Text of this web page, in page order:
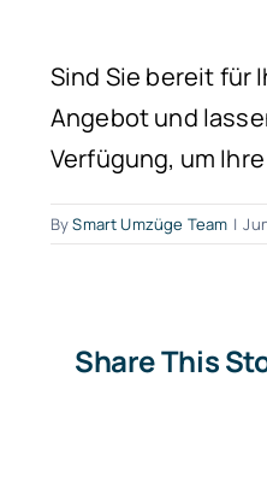
Sind Sie bereit für
Angebot und
Verfügung, um
BySmart Umzüge Team |
Share This